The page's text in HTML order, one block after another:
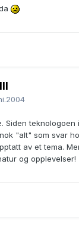
Siden teknologoen
"alt" som svar
av et tema.
og opplevelser!